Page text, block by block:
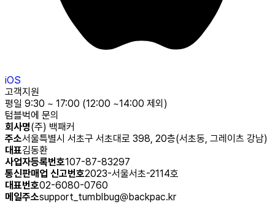
iOS
고객지원
평일 9:30 ~ 17:00 (12:00 ~14:00 제외)
텀블벅에 문의
회사명(주) 백패커
주소서울특별시 서초구 서초대로 398, 20층(서초동, 그레이츠 강남)
대표김동환
사업자등록번호107-87-83297
통신판매업 신고번호2023-서울서초-2114호
대표번호02-6080-0760
메일주소support_tumblbug@backpac.kr